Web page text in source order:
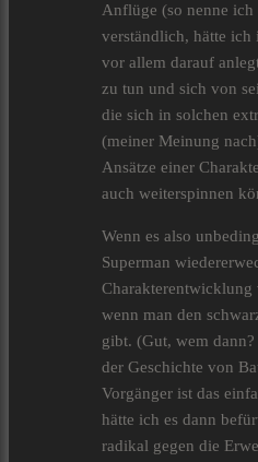
Anflüge (so nenne
verständlich, hätte ich
vor allem darauf
zu tun und sich von
die sich in solchen
(meiner Meinung
Ansätze einer
auch weiterspinnen
Wenn es also
Superman
Charakterentwicklung
wenn man den
gibt. (Gut, wem
der Geschichte von
Vorgänger ist das
hätte ich es dann
radikal gegen die